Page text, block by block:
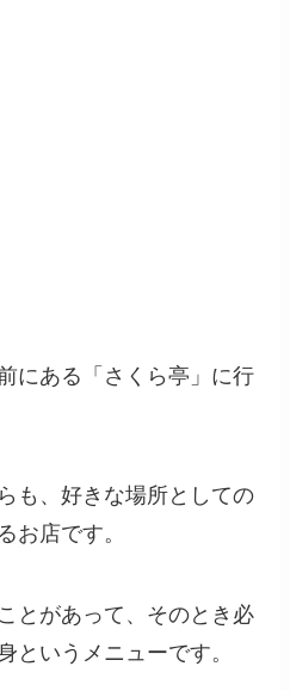
にある「さくら亭」に行
も、好きな場所としての
お店です。
とがあって、そのとき必
というメニューです。